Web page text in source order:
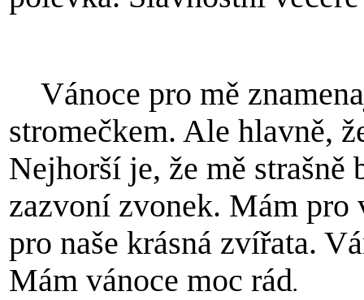
Vánoce pro mě
stromečkem. Ale hlavně,
Nejhorší je, že mě
zazvoní zvonek. Mám
pro naše krásná zvířata.
Mám vánoce moc rád.